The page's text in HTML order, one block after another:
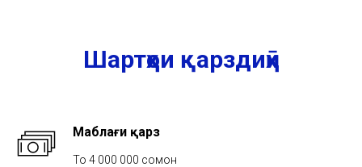
Шартҳои қарздиҳӣ
Маблағи қарз
То 4 000 000 сомонӣ